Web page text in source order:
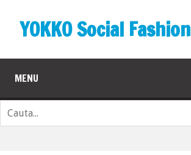
YOKKO Social Fashion
MENU